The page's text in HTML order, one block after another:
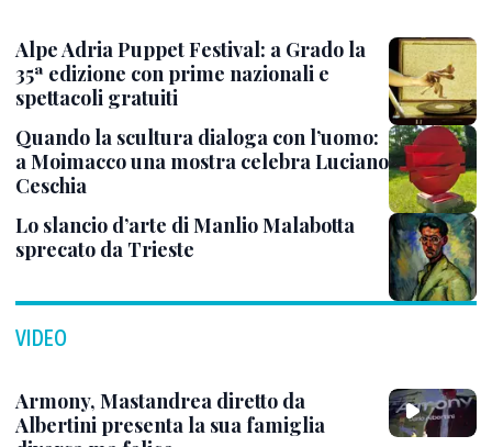
Alpe Adria Puppet Festival: a Grado la
35ª edizione con prime nazionali e
spettacoli gratuiti
Quando la scultura dialoga con l’uomo:
a Moimacco una mostra celebra Luciano
Ceschia
Lo slancio d’arte di Manlio Malabotta
sprecato da Trieste
VIDEO
Armony, Mastandrea diretto da
Albertini presenta la sua famiglia